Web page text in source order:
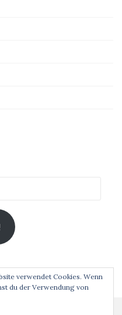
verwendet Cookies. Wenn
du der Verwendung von